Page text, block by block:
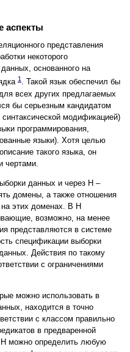
аспекты
представления
некоторого
основанного на
1. Такой язык обеспечил бы
всех других предлагаемых
бы серьезным кандидатом
модификацией)
программирования,
языки). Хотя целью
такого языка, он
данных и через Н –
домены, а также отношения
этих доменах. В H
возможно, на менее
представляются в системе
спецификации выборки
Действия по такому
с ограничениями
можно использовать в
находится в точно
с классом правильно
в предваренной
можно определить любую